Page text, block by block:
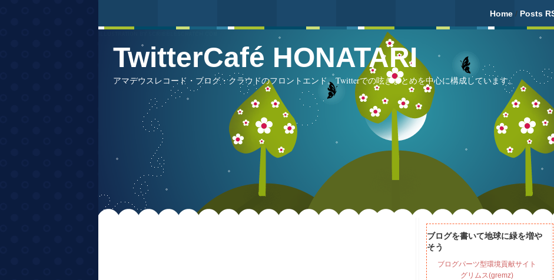
Home / Posts
TwitterCafé HONATARI
アマデウスレコード・ブログ・クラウドのフロントエンド。Twitterでの呟きまとめを中心に構成しています。
ブログを書いて地球に緑を増や
そう
ブログパーツ型環境貢献サイト
グリムス(gremz)